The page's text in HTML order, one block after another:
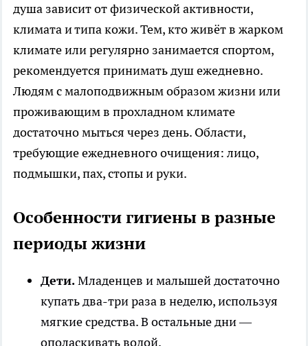
душа зависит от физической активности,
климата и типа кожи. Тем, кто живёт в жарком
климате или регулярно занимается спортом,
рекомендуется принимать душ ежедневно.
Людям с малоподвижным образом жизни или
проживающим в прохладном климате
достаточно мыться через день. Области,
требующие ежедневного очищения: лицо,
подмышки, пах, стопы и руки.
Особенности гигиены в разные
периоды жизни
Дети.Младенцев и малышей достаточно
купать два-три раза в неделю, используя
мягкие средства. В остальные дни —
ополаскивать водой.